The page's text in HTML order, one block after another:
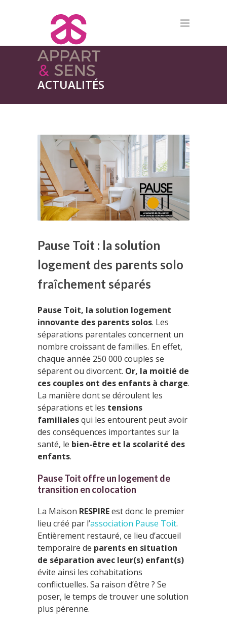
ACTUALITÉS
Pause Toit : la solution
logement des parents solo
fraîchement séparés
Pause Toit, la solution logement
innovante des parents solos. Les
séparations parentales concernent un
nombre croissant de familles. En effet,
chaque année 250 000 couples se
séparent ou divorcent. Or, la moitié de
ces couples ont des enfants à charge.
La manière dont se déroulent les
séparations et les tensions
familialesqui les entourent peut avoir
des conséquences importantes sur la
santé, le bien-être et la scolarité des
enfants.
Pause Toit offre un logement de
transition en colocation
La Maison RESPIREest donc le premier
lieu créé par l’association Pause Toit.
Entièrement restauré, ce lieu d’accueil
temporaire de parents en situation
de séparation avec leur(s) enfant(s)
évite ainsi les cohabitations
conflictuelles. Sa raison d’être ? Se
poser, le temps de trouver une solution
plus pérenne.